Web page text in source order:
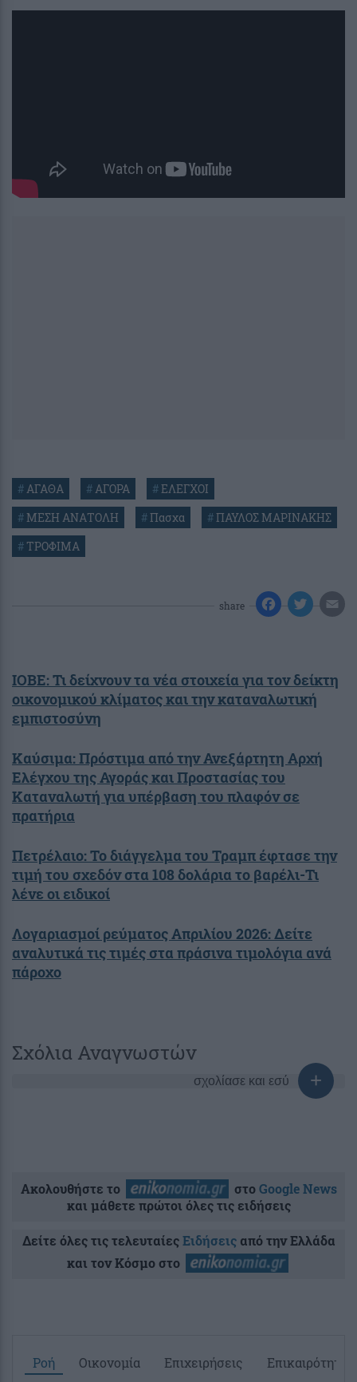
#ΑΓΑΘΑ #ΑΓΟΡΑ #ΕΛΕΓΧΟΙ
# ΜΕΣΗ ΑΝΑΤΟΛΗ #Πασχα #ΠΑΥΛΟΣ ΜΑΡΙΝΑΚΗΣ
# ΤΡΟΦΙΜΑ
share
ΙΟΒΕ: Τι δείχνουν τα νέα στοιχεία για τον δείκτη
οικονομικού κλίματος και την καταναλωτική
εμπιστοσύνη
Καύσιμα: Πρόστιμα από την Ανεξάρτητη Αρχή
Ελέγχου της Αγοράς και Προστασίας του
Καταναλωτή για υπέρβαση του πλαφόν σε
πρατήρια
Πετρέλαιο: Το διάγγελμα του Τραμπ έφτασε την
τιμή του σχεδόν στα 108 δολάρια το βαρέλι-Τι
λένε οι ειδικοί
Λογαριασμοί ρεύματος Απριλίου 2026: Δείτε
αναλυτικά τις τιμές στα πράσινα τιμολόγια ανά
πάροχο
Σχόλια Αναγνωστών
σχολίασε και εσύ
Ακολουθήστε το στοGoogle News
και μάθετε πρώτοι όλες τις ειδήσεις
Δείτε όλες τις τελευταίεςΕιδήσειςαπό την Ελλάδα
και τον Κόσμο στο
Ροή Οικονομία Επιχειρήσεις Επικαιρότητα